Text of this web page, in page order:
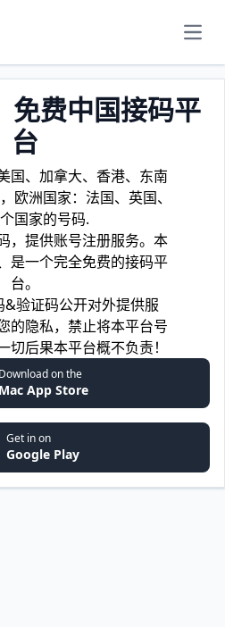
费中国接码平
台
国、加拿大、香港、东南
欧洲国家：法国、英国、
国家的号码.
，提供账号注册服务。本
是一个完全免费的接码平
台。
&验证码公开对外提供服
的隐私，禁止将本平台号
切后果本平台概不负责！
Download on the
Mac App Store
Get in on
Google Play